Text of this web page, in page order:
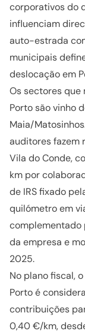
corporativos do
influenciam
auto-estrada
municipais
deslocação em
Os sectores que
Porto são vinho
Maia/
auditores fazem
Vila do Conde,
km por
de IRS fixado
quilómetro em
complementado
da empresa e
2025.
No plano fiscal,
Porto é
contribuições
0,40 €/km,